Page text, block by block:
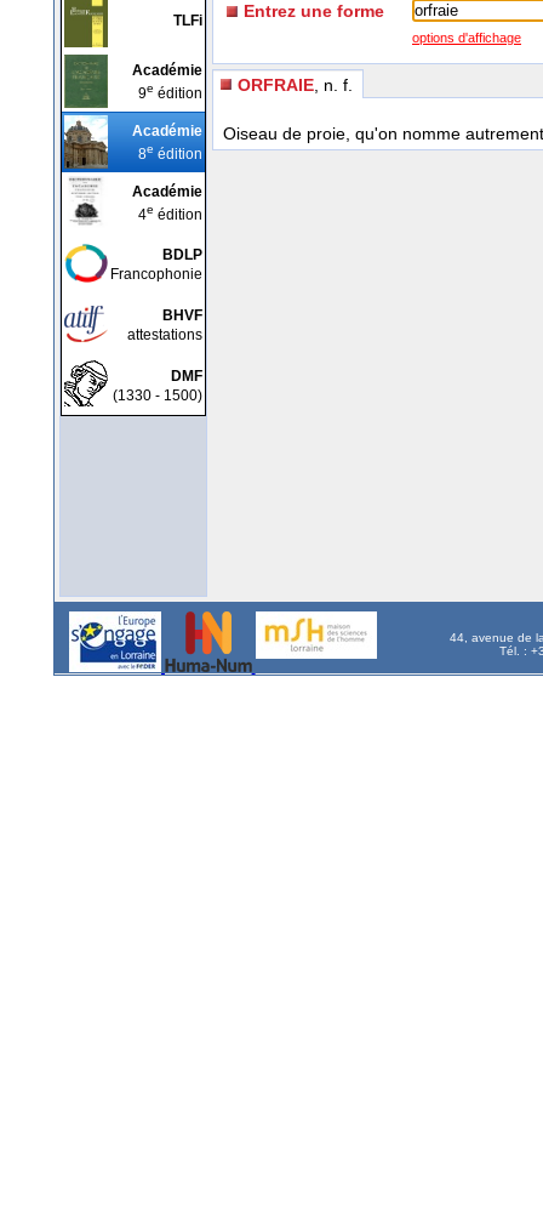
TLFi
Académie
9e édition
Académie
8e édition
Académie
4e édition
BDLP
Francophonie
BHVF
attestations
DMF
(1330 - 1500)
Entrez une forme
options d'affichage
ORFRAIE , n. f.
Oiseau de proie, qu'on nomme
44, avenue de
Tél. :